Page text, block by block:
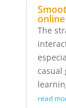
The
casual
read